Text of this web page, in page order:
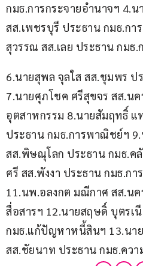
กมธ.การกระจายอำนาจฯ 4.
สส.เพชรบุรี​ ประธาน กมธ.ก
สุวรรณ สส.เลย ประธาน กมธ.
6.นายสุพล จุลใส สส.ชุมพร ป
7.นายศุภโชค ศรีสุขจร สส.น
อุตสาหกรรม 8.นายสัมฤทธิ์
ประธาน กมธ.การพาณิชย์ฯ
สส.พิษณุโลก​ ประธาน กมธ.ค
ศรี​ สส.พังงา ประธาน กมธ.ก
11.นพ.อลงกต มณีกาศ สส.น
สื่อสารฯ 12.นายสฤษดิ์ บุตรเ
กมธ.แก้ปัญหาหนี้สินฯ 13.นา
สส.ชัยนาท ประธาน กมธ.คว